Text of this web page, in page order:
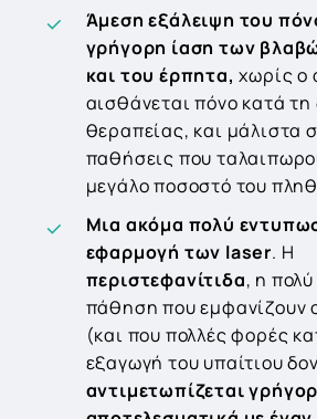
Άμεση εξάλειψη του
γρήγορη ίαση των
και του έρπητα, χωρίς ο
αισθάνεται πόνο κατά τη
θεραπείας, και μάλιστα
παθήσεις που
μεγάλο ποσοστό του
Μια ακόμα πολύ
εφαρμογή των laser. Η
περιστεφανίτιδα, η
πάθηση που εμφανίζουν
(και που πολλές φορές
εξαγωγή του υπαίτιου
αντιμετωπίζεται